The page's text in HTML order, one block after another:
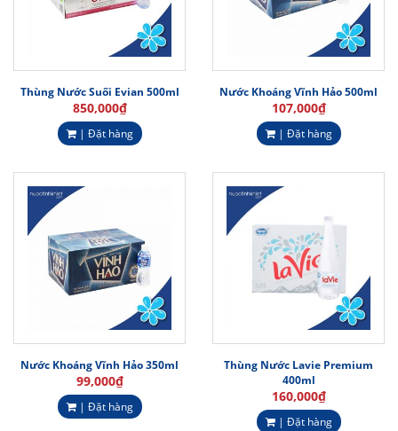
Thùng Nước Suối Evian 500ml
850,000₫
| Đặt hàng
Nước Khoáng Vĩnh Hảo 500ml
107,000₫
| Đặt hàng
Nước Khoáng Vĩnh Hảo 350ml
99,000₫
| Đặt hàng
Thùng Nước Lavie Premium
400ml
160,000₫
| Đặt hàng